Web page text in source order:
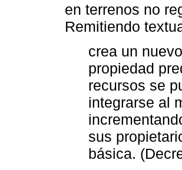
en terrenos no
Remitiendo
crea un
propiedad
recursos se
integrarse al
sus
básica.